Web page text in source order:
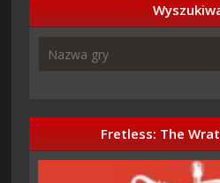
Fretless: The